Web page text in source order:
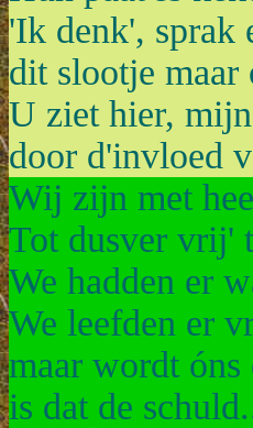
'Ik denk', sprak
dit slootje maar
U ziet hier,
door d'invloed
Wij zijn met
Tot dusver vrij'
We hadden er
We leefden er
maar wordt
is dat de